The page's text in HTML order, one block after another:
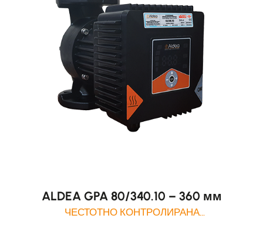
ALDEA GPA 80/340.10 – 360 мм
ЧЕСТОТНО КОНТРОЛИРАНА